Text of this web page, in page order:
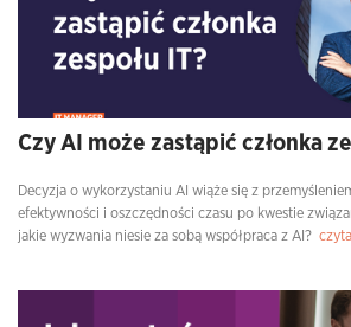
Czy AI może zastąpić członka
Decyzja o wykorzystaniu AI wiąże się z
efektywności i oszczędności czasu po kwestie
jakie wyzwania niesie za sobą współpraca z AI?